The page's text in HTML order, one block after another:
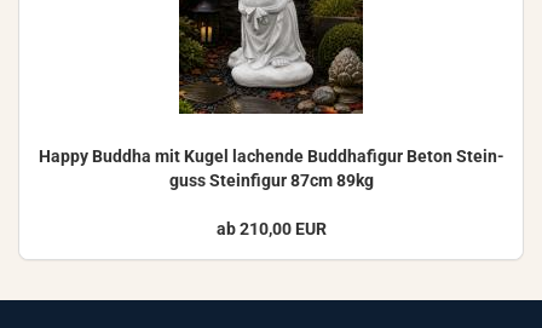
Happy Bud­dha mit Kugel la­chen­de Bud­dha­fi­gur Beton Stein­
guss Stein­fi­gur 87cm 89kg
ab 210,00 EUR